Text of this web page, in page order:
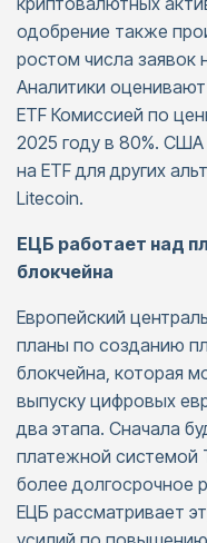
одобрение также
ростом числа заявок
Аналитики
ETF Комиссией по
2025 году в 80%.
на ETF для других
Litecoin.
ЕЦБ работает над
блокчейна
Европейский
планы по созданию
блокчейна, которая
выпуску цифровых
два этапа. Сначала
платежной системой
более долгосрочное
ЕЦБ рассматривает